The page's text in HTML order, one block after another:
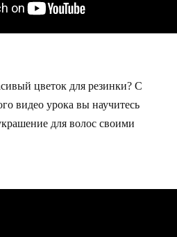
цветок для резинки? С
видео урока вы научитесь
для волос своими